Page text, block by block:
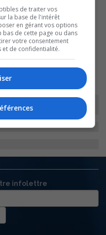
infolettre
de traiter vos
la base de l'intérêt
en gérant vos options
bas de cette page ou dans
votre consentement
et de confidentialité.